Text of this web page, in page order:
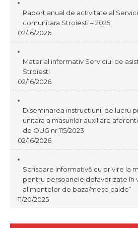
Raport anual de activitate al
comunitara Stroiesti – 2025
02/16/2026
Material informativ Serviciul de
Stroiesti
02/16/2026
Diseminarea instructiunii de lucru
unitara a masurilor auxiliare
de OUG nr.115/2023
02/16/2026
Scrisoare informativă cu privire la
pentru persoanele defavorizate în
alimentelor de baza/mese calde”
11/20/2025